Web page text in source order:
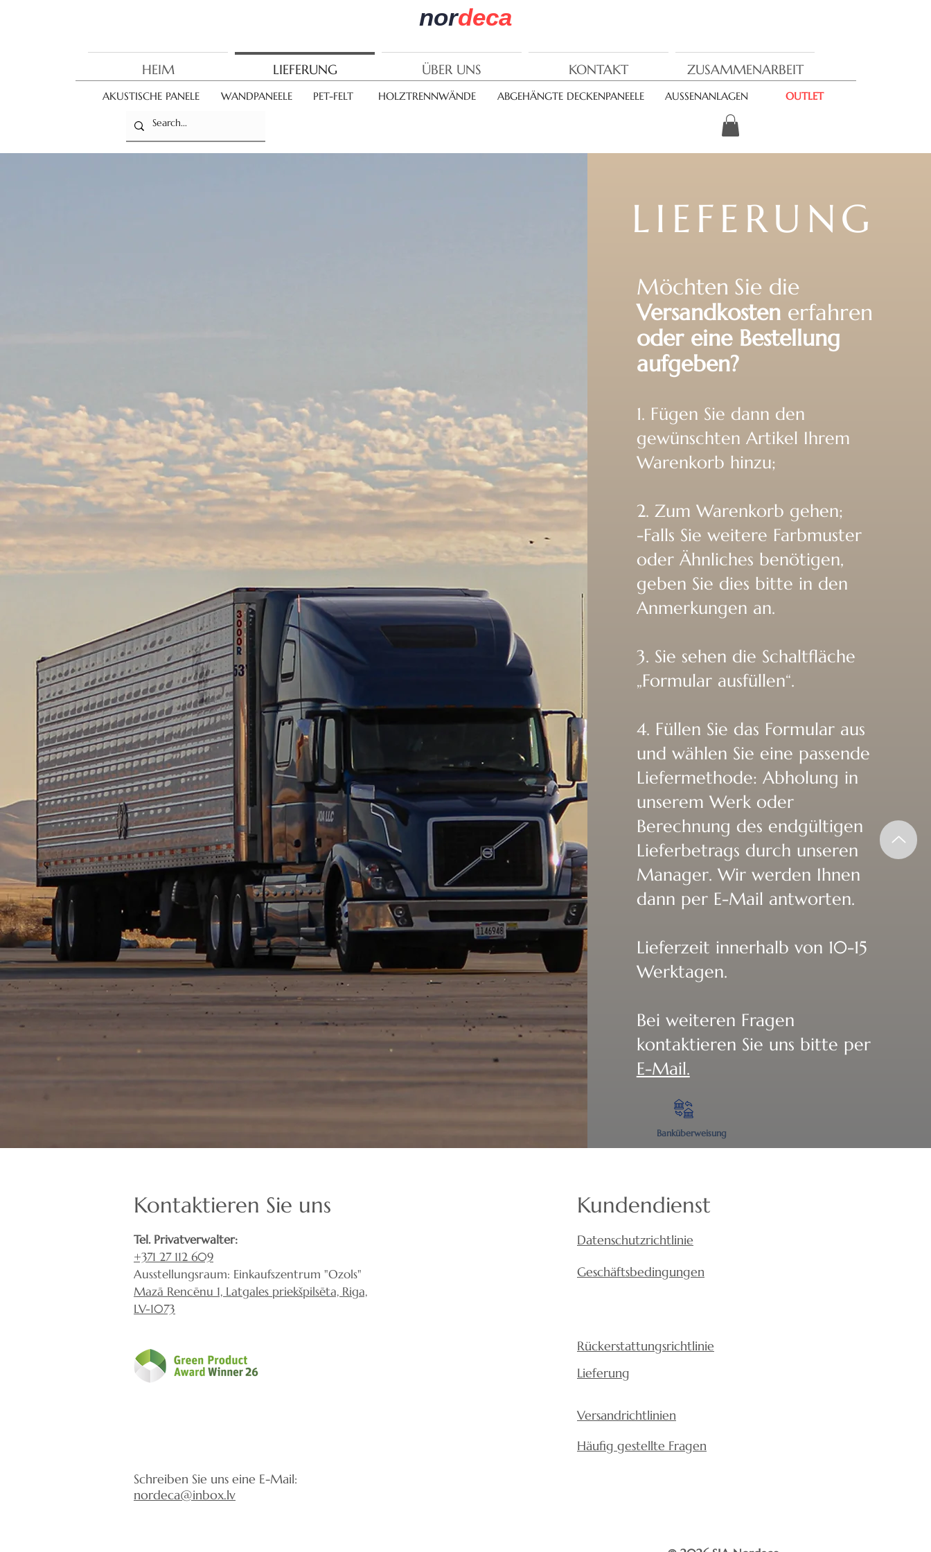
nordeca
HEIM LIEFERUNG ÜBER UNS KONTAKT ZUSAMMENARBEIT
AKUSTISCHE PANELE WANDPANEELE PET-FELT HOLZTRENNWÄNDE ABGEHÄNGTE DECKENPANEELE AUSSENANLAGEN OUTLET
LIEFERUNG
Möchten Sie die
Versandkostenerfahren
oder eine Bestellung
aufgeben?
1. Fügen Sie dann den
gewünschten Artikel Ihrem
Warenkorb hinzu;
2. Zum Warenkorb gehen;
-Falls Sie weitere Farbmuster
oder Ähnliches benötigen,
geben Sie dies bitte in den
Anmerkungen an.
3. Sie sehen die Schaltfläche
„Formular ausfüllen“.
4. Füllen Sie das Formular aus
und wählen Sie eine passende
Liefermethode: Abholung in
unserem Werk oder
Berechnung des endgültigen
Lieferbetrags durch unseren
Manager. Wir werden Ihnen
dann per E-Mail antworten.
Lieferzeit innerhalb von 10-15
Werktagen.
Bei weiteren Fragen
kontaktieren Sie uns bitte per
E-Mail.
Banküberweisung
Kontaktieren Sie uns
Tel. Privatverwalter:
+371 27 112 609
Ausstellungsraum: Einkaufszentrum "Ozols"
Mazā Rencēnu 1, Latgales priekšpilsēta, Riga,
LV-1073
Kundendienst
Datenschutzrichtlinie
Geschäftsbedingungen
Rückerstattungsrichtlinie
Lieferung
Versandrichtlinien
Häufig gestellte Fragen
Schreiben Sie uns eine E-Mail:
nordeca@inbox.lv